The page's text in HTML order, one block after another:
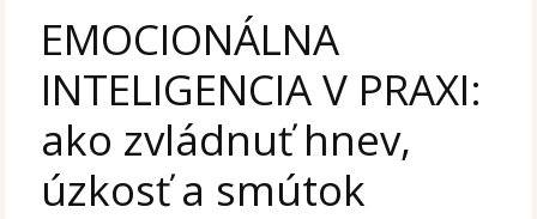
EMOCIONÁLNA
INTELIGENCIA V PRAXI:
ako zvládnuť hnev,
úzkosť a smútok